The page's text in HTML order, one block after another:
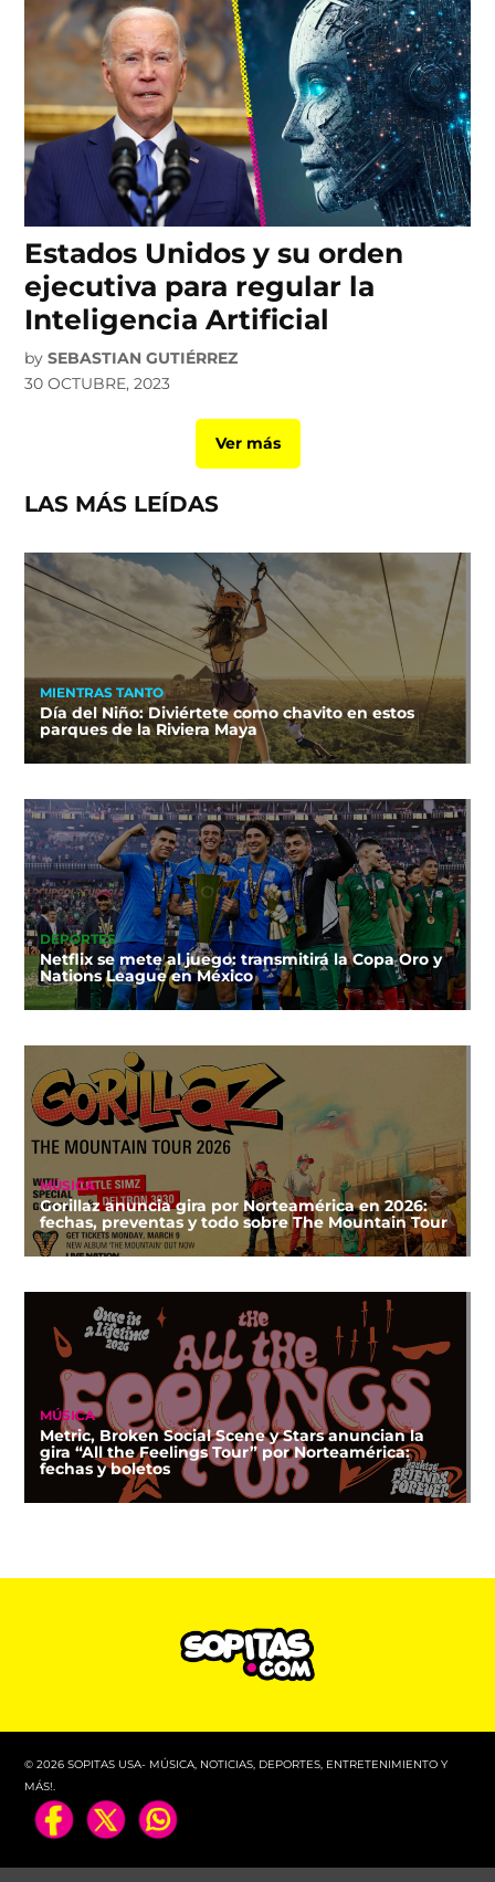
Estados Unidos y su orden
ejecutiva para regular la
Inteligencia Artificial
by SEBASTIAN GUTIÉRREZ
30 OCTUBRE, 2023
Ver más
LAS MÁS LEÍDAS
MIENTRAS TANTO
Día del Niño: Diviértete como chavito en estos
parques de la Riviera Maya
DEPORTES
Netflix se mete al juego: transmitirá la Copa Oro y
Nations League en México
MÚSICA
Gorillaz anuncia gira por Norteamérica en 2026:
fechas, preventas y todo sobre The Mountain Tour
MÚSICA
Metric, Broken Social Scene y Stars anuncian la
gira “All the Feelings Tour” por Norteamérica:
fechas y boletos
© 2026 SOPITAS USA- MÚSICA, NOTICIAS, DEPORTES, ENTRETENIMIENTO Y
MÁS!.